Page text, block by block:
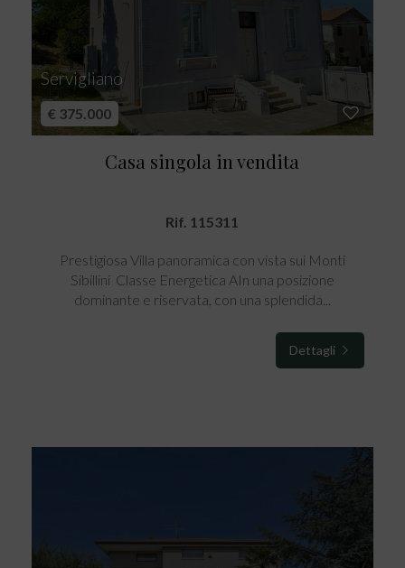
Servigliano
€ 375.000
Casa singola in vendita
Rif. 115311
Prestigiosa Villa panoramica con vista sui Monti
Sibillini  Classe Energetica AIn una posizione
dominante e riservata, con una splendida...
Dettagli